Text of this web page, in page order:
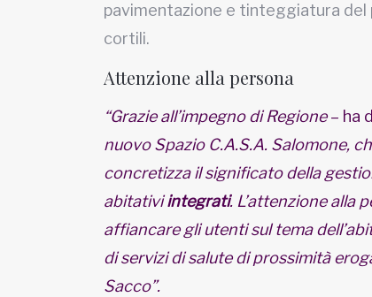
pavimentazione e tinteggiatura del
cortili.
Attenzione alla persona
“Grazie all’impegno di Regione– ha
nuovo Spazio C.A.S.A. Salomone,
concretizza il significato della
abitativiintegrati. L’attenzione alla
affiancare gli utenti sul tema
di servizi di salute di prossimità
Sacco”.